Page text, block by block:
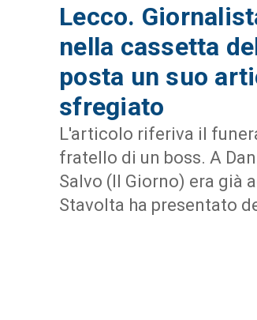
Lecco.
nella cassetta
posta un suo
sfregiato
L'articolo riferiva il
fratello di un boss. A
Salvo (Il Giorno) era già
Stavolta ha presentato